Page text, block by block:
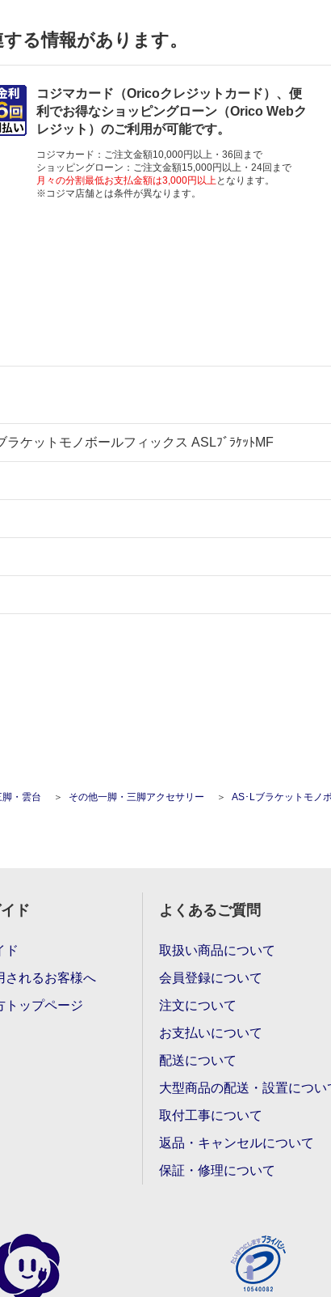
る情報があります。
コジマカード（Oricoクレジットカード）、便
利でお得なショッピングローン（Orico Webク
レジット）のご利用が可能です。
コジマカード：ご注文金額10,000円以上・36回まで
ショッピングローン：ご注文金額15,000円以上・24回まで
月々の分割最低お支払金額は3,000円以上となります。
※コジマ店舗とは条件が異なります。
ラケットモノボールフィックス ASLﾌﾞﾗｹｯﾄMF
脚・雲台 その他一脚・三脚アクセサリー AS･Lブラケットモノボールフィッ
ド
ド
されるお客様へ
トップページ
よくあるご質問
取扱い商品について
会員登録について
注文について
お支払いについて
配送について
大型商品の配送・設置につい
取付工事について
返品・キャンセルについて
保証・修理について